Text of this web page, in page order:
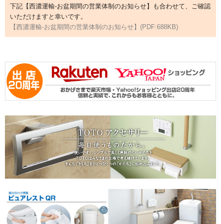
暖房便座
ウォシュレット
小便器セット
洗面器/手洗器
化粧鏡/耐食鏡
手すり
インテリア・バー
UB後付けタイプ
アクセサリー
タオル掛け・タオルリング・タオル棚
下記【西濃運輸-お盆期間の営業体制のお知らせ】も合わせて、ご確認
いただけますと幸いです。
【西濃運輸-お盆期間の営業体制のお知らせ】(PDF:688KB)